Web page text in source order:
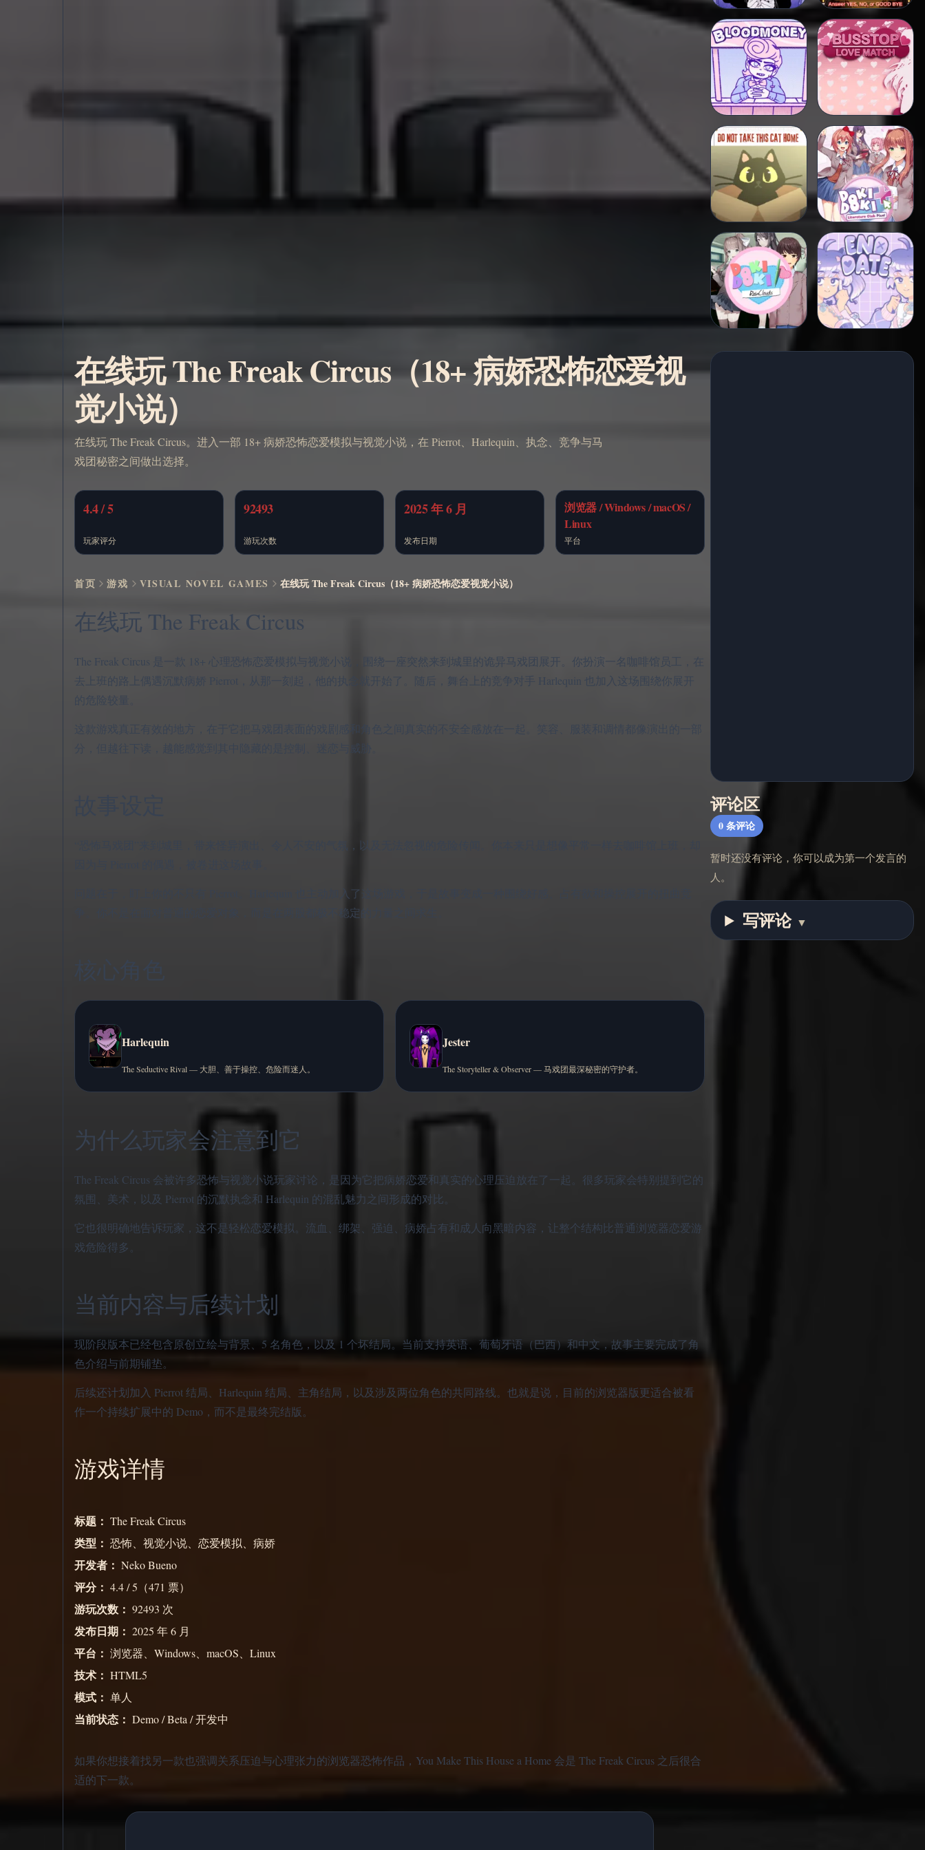
在线玩 The Freak Circus（18+ 病娇恐怖恋爱视
觉小说）
在线玩 The Freak Circus。进入一部 18+ 病娇恐怖恋爱模拟与视觉小说，在 Pierrot、Harlequin、执念、竞争与马
戏团秘密之间做出选择。
4.4 / 5
玩家评分
92493
游玩次数
2025 年 6 月
发布日期
浏览器 / Windows / macOS /
Linux
平台
首页 游戏 VISUAL NOVEL GAMES 在线玩 The Freak Circus（18+ 病娇恐怖恋爱视觉小说）
在线玩 The Freak Circus
The Freak Circus 是一款 18+ 心理恐怖恋爱模拟与视觉小说，围绕一座突然来到城里的诡异马戏团展开。你扮演一名咖啡馆员工，在
去上班的路上偶遇沉默病娇 Pierrot，从那一刻起，他的执念就开始了。随后，舞台上的竞争对手 Harlequin 也加入这场围绕你展开
的危险较量。
这款游戏真正有效的地方，在于它把马戏团表面的戏剧感和角色之间真实的不安全感放在一起。笑容、服装和调情都像演出的一部
分，但越往下读，越能感觉到其中隐藏的是控制、迷恋与威胁。
“恐怖马戏团”来到城里，带来怪异演出、令人不安的气氛，以及无法忽视的危险传闻。你本来只是想像平常一样去咖啡馆上班，却
问题在于，盯上你的不只有 Pierrot。Harlequin 也主动加入了这场游戏，于是故事变成一种围绕好感、占有欲和操控展开的扭曲竞
争。你不是在面对普通的恋爱对象，而是在两股都极不稳定的力量之间求生。
Harlequin
The Seductive Rival — 大胆、善于操控、危险而迷人。
Jester
The Storyteller & Observer — 马戏团最深秘密的守护者。
为什么玩家会注意到它
The Freak Circus 会被许多恐怖与视觉小说玩家讨论，是因为它把病娇恋爱和真实的心理压迫放在了一起。很多玩家会特别提到它的
氛围、美术，以及 Pierrot 的沉默执念和 Harlequin 的混乱魅力之间形成的对比。
它也很明确地告诉玩家，这不是轻松恋爱模拟。流血、绑架、强迫、病娇占有和成人向黑暗内容，让整个结构比普通浏览器恋爱游
戏危险得多。
当前内容与后续计划
现阶段版本已经包含原创立绘与背景、5 名角色，以及 1 个坏结局。当前支持英语、葡萄牙语（巴西）和中文，故事主要完成了角
色介绍与前期铺垫。
后续还计划加入 Pierrot 结局、Harlequin 结局、主角结局，以及涉及两位角色的共同路线。也就是说，目前的浏览器版更适合被看
作一个持续扩展中的 Demo，而不是最终完结版。
游戏详情
标题： The Freak Circus
类型： 恐怖、视觉小说、恋爱模拟、病娇
开发者： Neko Bueno
评分： 4.4 / 5（471 票）
游玩次数： 92493 次
发布日期： 2025 年 6 月
平台： 浏览器、Windows、macOS、Linux
技术： HTML5
模式： 单人
当前状态： Demo / Beta / 开发中
如果你想接着找另一款也强调关系压迫与心理张力的浏览器恐怖作品，You Make This House a Home 会是 The Freak Circus 之后很合
适的下一款。
评论区
0 条评论
暂时还没有评论，你可以成为第一个发言的
人。
写评论 ▼